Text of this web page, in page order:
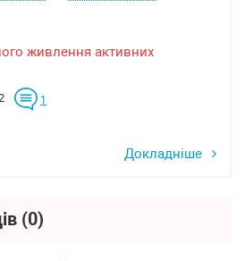
живлення активних
1
Докладніше
(0)